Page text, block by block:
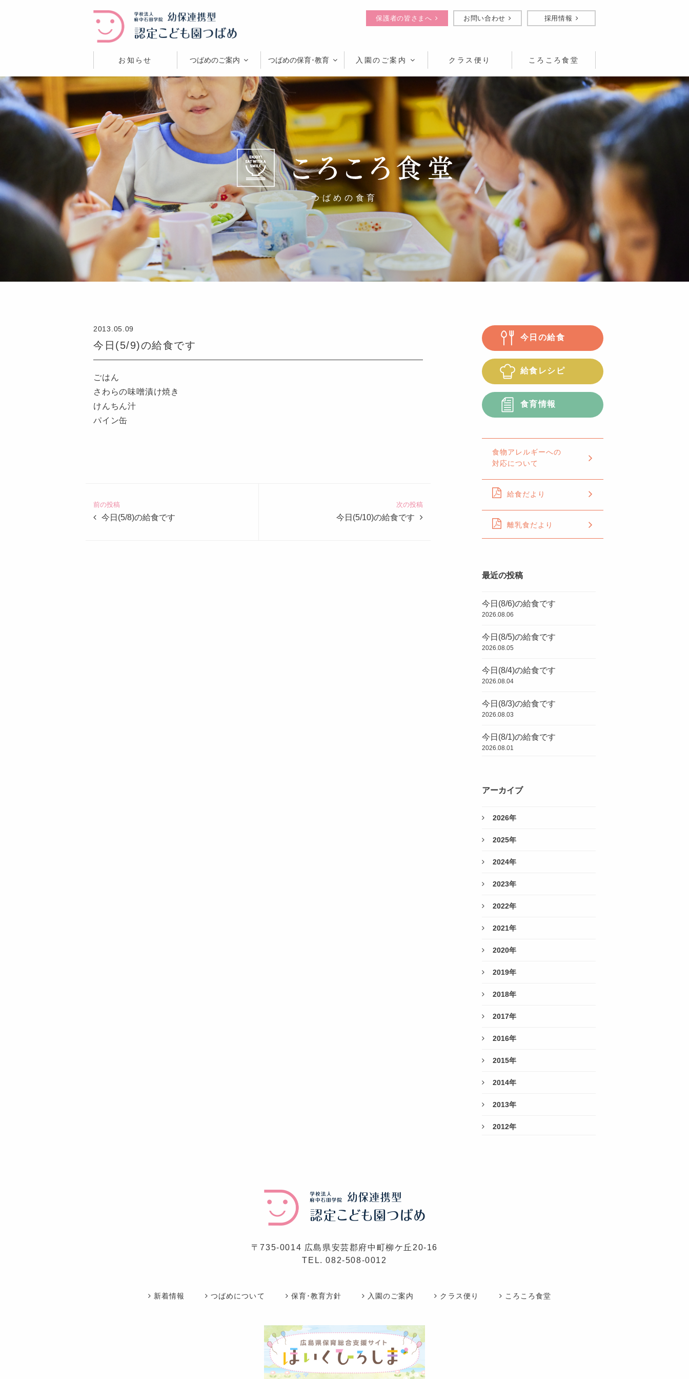
お知らせ つばめのご案内 つばめの保育･教育 入園のご案内 クラス便り ころころ食堂
保護者の皆さまへ お問い合わせ 採用情報
つばめの食育
2013.05.09
今日(5/9)の給食です
ごはん
さわらの味噌漬け焼き
けんちん汁
パイン缶
ど
も
前の投稿
今日(5/8)の給食です
次の投稿
今日(5/10)の給食です
今日の給食
給食レシピ
食育情報
食物アレルギーへの
対応について
給食だより
離乳食だより
最近の投稿
今日(8/6)の給食です
2026.08.06
今日(8/5)の給食です
2026.08.05
今日(8/4)の給食です
2026.08.04
今日(8/3)の給食です
2026.08.03
今日(8/1)の給食です
2026.08.01
アーカイブ
2026年
2025年
2024年
2023年
2022年
2021年
2020年
2019年
2018年
2017年
2016年
2015年
2014年
2013年
2012年
〒735-0014 広島県安芸郡府中町柳ケ丘20-16
TEL.082-508-0012
新着情報 つばめについて 保育･教育方針 入園のご案内 クラス便り ころころ食堂